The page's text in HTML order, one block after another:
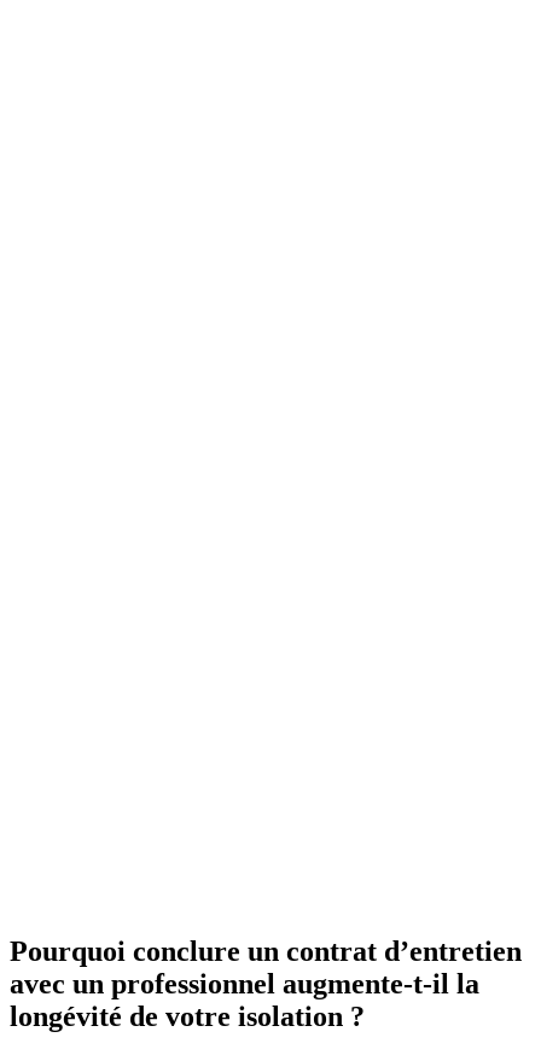
Pourquoi conclure un contrat d’entretien
avec un professionnel augmente-t-il la
longévité de votre isolation ?